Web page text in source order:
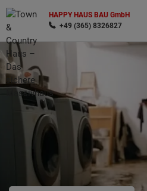
HAPPY HAUS BAU GmbH
+49 (365) 8326827
Wonach möchten Sie